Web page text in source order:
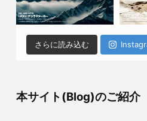
さらに読み込む
本サイト(Blog)のご紹介